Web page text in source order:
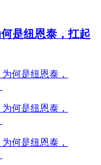
是纽恩泰，扛起